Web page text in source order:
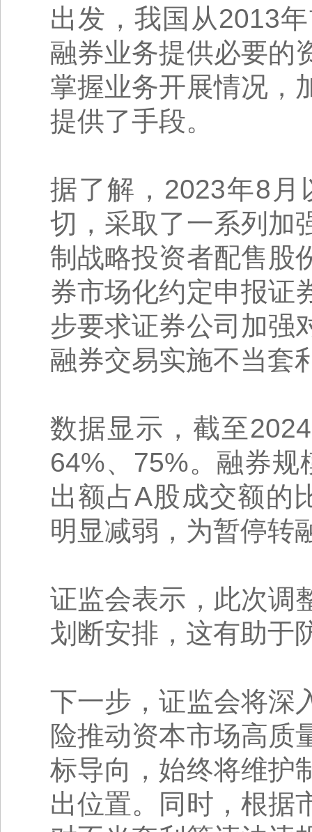
出发，我国从2013
融券业务提供必要的
掌握业务开展情况，
提供了手段。
据了解，2023年8
切，采取了一系列加
制战略投资者配售股
券市场化约定申报证
步要求证券公司加强
融券交易实施不当套
数据显示，截至
64%、75%。融券
出额占A股成交额的
明显减弱，为暂停转
证监会表示，此次调
划断安排，这有助于
下一步，证监会将深
险推动资本市场高质
标导向，始终将维护
出位置。同时，根据